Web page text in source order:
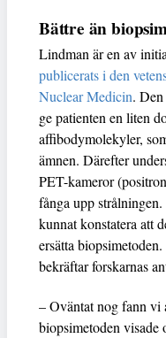
Bättre än
Lindman är en av
publicerats i den
Nuclear Medicin.
ge patienten en liten
affibodymolekyler,
ämnen. Därefter
PET-kameror
fånga upp
kunnat konstatera att
ersätta
bekräftar forskarnas
– Oväntat nog fann vi
biopsimetoden visade